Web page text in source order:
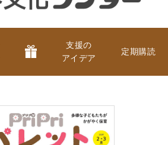
支援の
アイデア
定期購読